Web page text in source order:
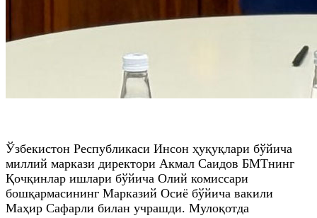
Ўзбекистон Республикаси Инсон ҳуқуқлари бўйича
миллий маркази директори Акмал Саидов БМТнинг
Қочқинлар ишлари бўйича Олий комиссари
бошқармасининг Марказий Осиё бўйича вакили
Маҳир Сафарли билан учрашди. Мулоқотда